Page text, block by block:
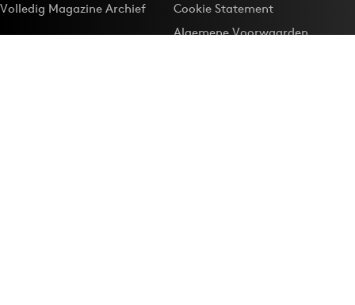
Volledig Magazine Archief
Cookie Statement
Algemene Voorwaarden